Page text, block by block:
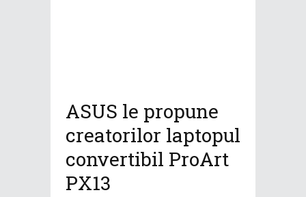
ASUS le propune
creatorilor laptopul
convertibil ProArt
PX13